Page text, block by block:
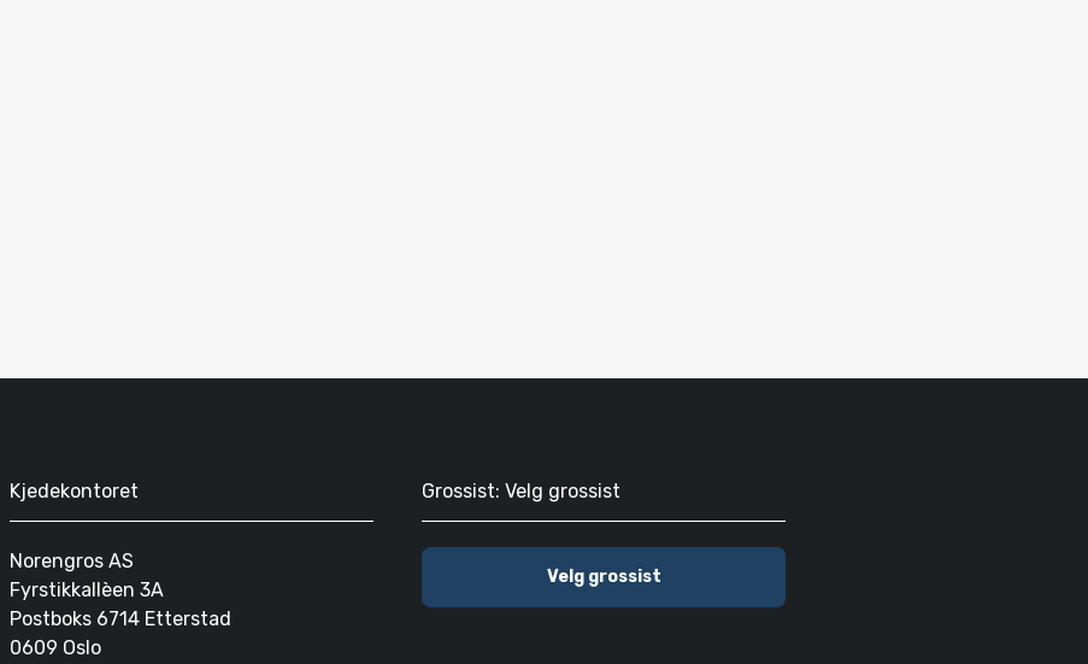
Kjedekontoret
Norengros AS
Fyrstikkallèen 3A
Postboks 6714 Etterstad
0609 Oslo
Grossist: Velg grossist
Velg grossist